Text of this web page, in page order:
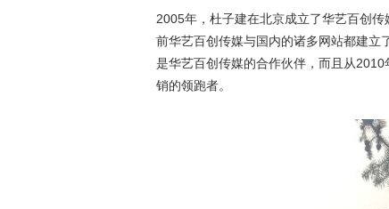
2005年，杜子建在北京成立了华艺百创
前华艺百创传媒与国内的诸多网站都建立
是华艺百创传媒的合作伙伴，而且从
销的领跑者。